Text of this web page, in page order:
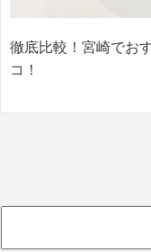
徹底比較！宮崎でお
コ！